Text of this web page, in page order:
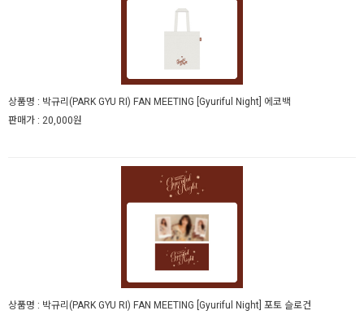
상품명 : 박규리(PARK GYU RI) FAN MEETING [Gyuriful Night] 에코백
판매가 : 20,000원
상품명 : 박규리(PARK GYU RI) FAN MEETING [Gyuriful Night] 포토 슬로건